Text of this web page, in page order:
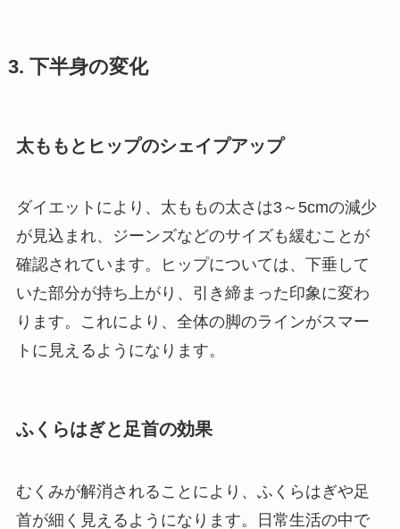
3. 下半身の変化
太ももとヒップのシェイプアップ
ダイエットにより、太ももの太さは3～5cmの減少
が見込まれ、ジーンズなどのサイズも緩むことが
確認されています。ヒップについては、下垂して
いた部分が持ち上がり、引き締まった印象に変わ
ります。これにより、全体の脚のラインがスマー
トに見えるようになります。
ふくらはぎと足首の効果
むくみが解消されることにより、ふくらはぎや足
首が細く見えるようになります。日常生活の中で